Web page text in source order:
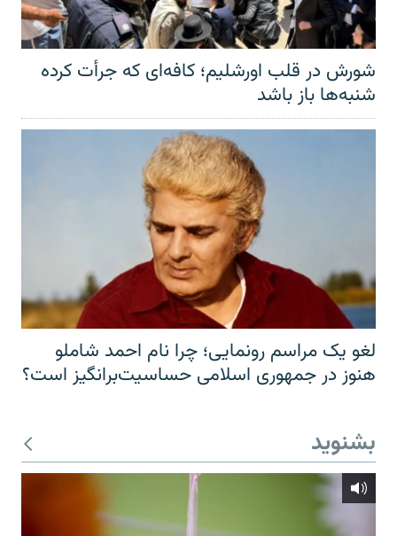
شورش در قلب اورشلیم؛ کافه‌ای که جرأت کرده
شنبه‌ها باز باشد
لغو یک مراسم رونمایی؛ چرا نام احمد شاملو
هنوز در جمهوری اسلامی حساسیت‌برانگیز است؟
بشنوید